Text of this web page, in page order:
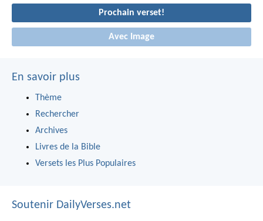
Prochain verset!
Avec Image
En savoir plus
Thème
Rechercher
Archives
Livres de la Bible
Versets les Plus Populaires
Soutenir DailyVerses.net